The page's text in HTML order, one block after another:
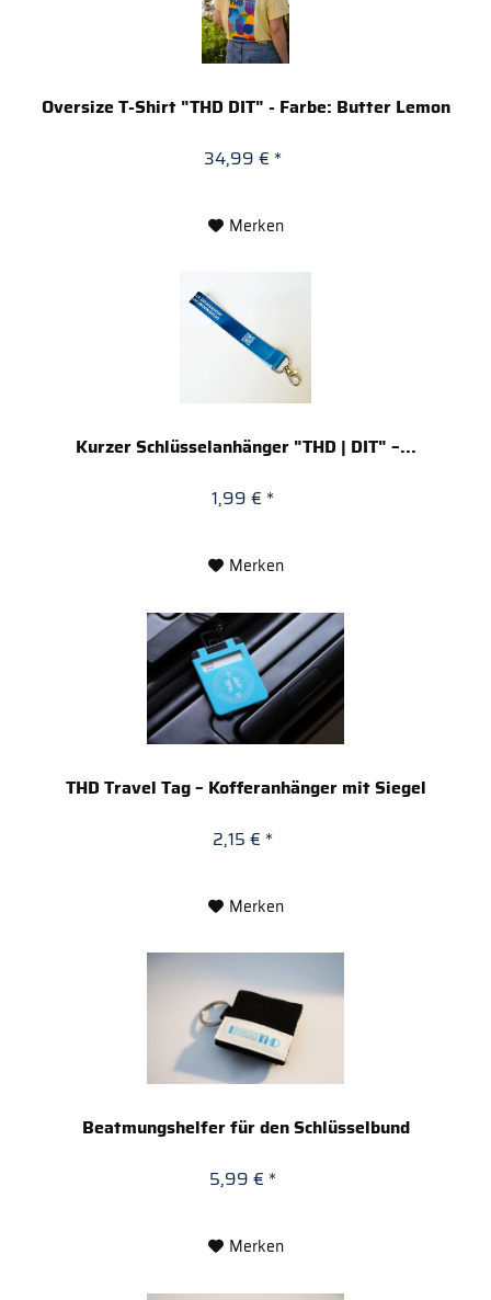
Oversize T-Shirt "THD DIT" - Farbe: Butter Lemon
34,99 € *
Merken
Kurzer Schlüsselanhänger "THD | DIT" –...
1,99 € *
Merken
THD Travel Tag – Kofferanhänger mit Siegel
2,15 € *
Merken
Beatmungshelfer für den Schlüsselbund
5,99 € *
Merken